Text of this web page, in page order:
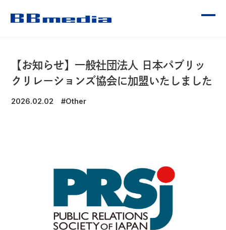
CONTENTS
WORKS
【お知らせ】一般社団法人 日本パブリッ
クリレーションズ協会に加盟いたしました
2026.02.02 #Other